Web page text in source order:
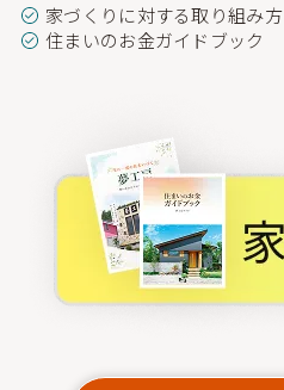
家づくりに対する取り組み方
住まいのお金ガイドブック